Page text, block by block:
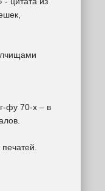
фу 70-х – в